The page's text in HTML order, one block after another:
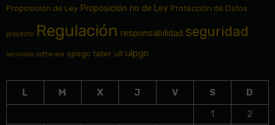
Proposición de Ley Proposición no de Ley Protección de Datos
proyecto Regulación responsabilidad seguridad
servicios software spegc taller ull ulpgc
L M X J V S
D
1
2